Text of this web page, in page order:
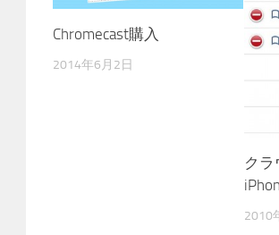
Chromecast購入
2014年6月2日
クラ
2010